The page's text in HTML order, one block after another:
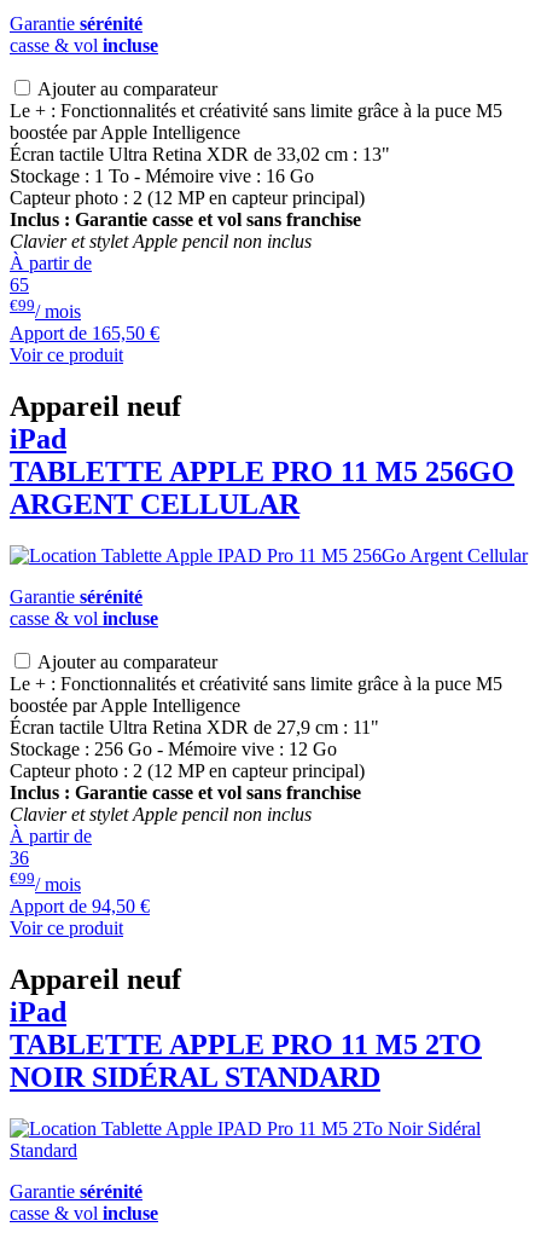
Garantie sérénité
casse & vol incluse
Ajouter au comparateur
Le + : Fonctionnalités et créativité sans limite grâce à la puce M5
boostée par Apple Intelligence
Écran tactile Ultra Retina XDR de 33,02 cm : 13"
Stockage : 1 To - Mémoire vive : 16 Go
Capteur photo : 2 (12 MP en capteur principal)
Inclus : Garantie casse et vol sans franchise
Clavier et stylet Apple pencil non inclus
À partir de
65
€99/ mois
Apport de 165,50 €
Voir ce produit
Appareil neuf
iPad
TABLETTE APPLE PRO 11 M5 256GO
ARGENT CELLULAR
Garantie sérénité
casse & vol incluse
Ajouter au comparateur
Le + : Fonctionnalités et créativité sans limite grâce à la puce M5
boostée par Apple Intelligence
Écran tactile Ultra Retina XDR de 27,9 cm : 11"
Stockage : 256 Go - Mémoire vive : 12 Go
Capteur photo : 2 (12 MP en capteur principal)
Inclus : Garantie casse et vol sans franchise
Clavier et stylet Apple pencil non inclus
À partir de
36
€99/ mois
Apport de 94,50 €
Voir ce produit
Appareil neuf
iPad
TABLETTE APPLE PRO 11 M5 2TO
NOIR SIDÉRAL STANDARD
Garantie sérénité
casse & vol incluse